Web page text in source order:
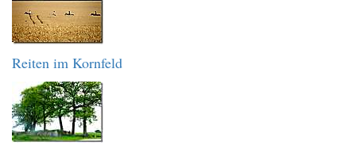
Reiten im Kornfeld